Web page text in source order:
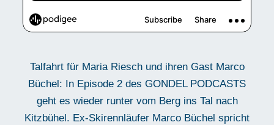
Talfahrt für Maria Riesch und ihren Gast Marco
Büchel: In Episode 2 des GONDEL PODCASTS
geht es wieder runter vom Berg ins Tal nach
Kitzbühel. Ex-Skirennläufer Marco Büchel spricht